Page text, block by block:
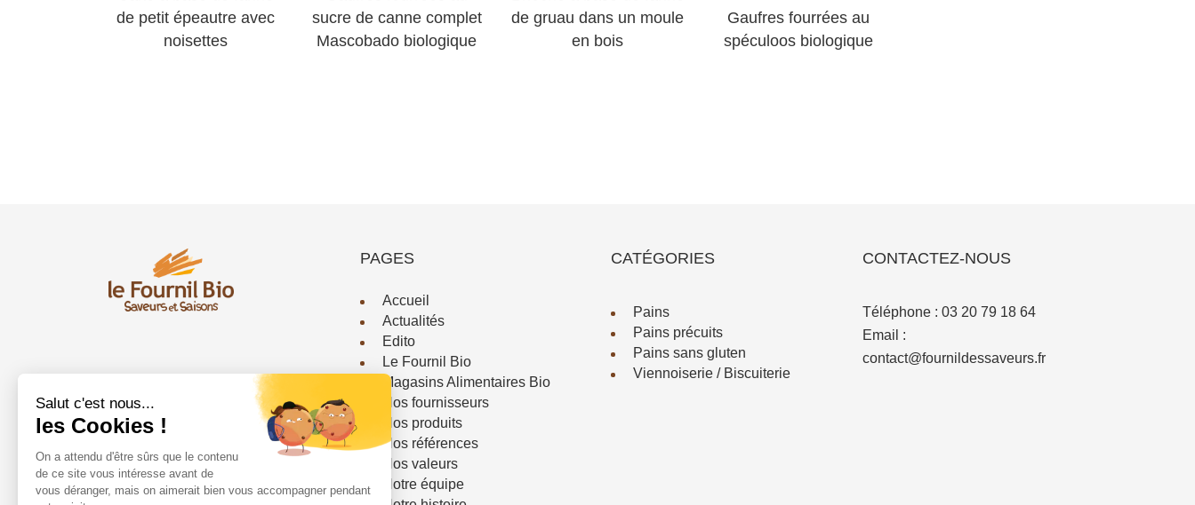
de petit épeautre avec
noisettes
sucre de canne complet
Mascobado biologique
de gruau dans un moule
en bois
Gaufres fourrées au
spéculoos biologique
PAGES
Accueil
Actualités
Edito
Le Fournil Bio
Magasins Alimentaires Bio
Nos fournisseurs
Nos produits
Nos références
Nos valeurs
Notre équipe
CATÉGORIES
Pains
Pains précuits
Pains sans gluten
Viennoiserie / Biscuiterie
CONTACTEZ-NOUS
Téléphone : 03 20 79 18 64
Email :
contact@fournildessaveurs.fr